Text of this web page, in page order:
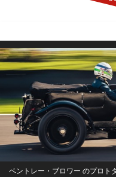
ベントレー・ブロワー のプロト